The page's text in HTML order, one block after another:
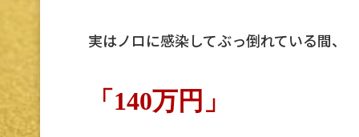
実はノロに感染してぶっ倒れている間、
「140万円」